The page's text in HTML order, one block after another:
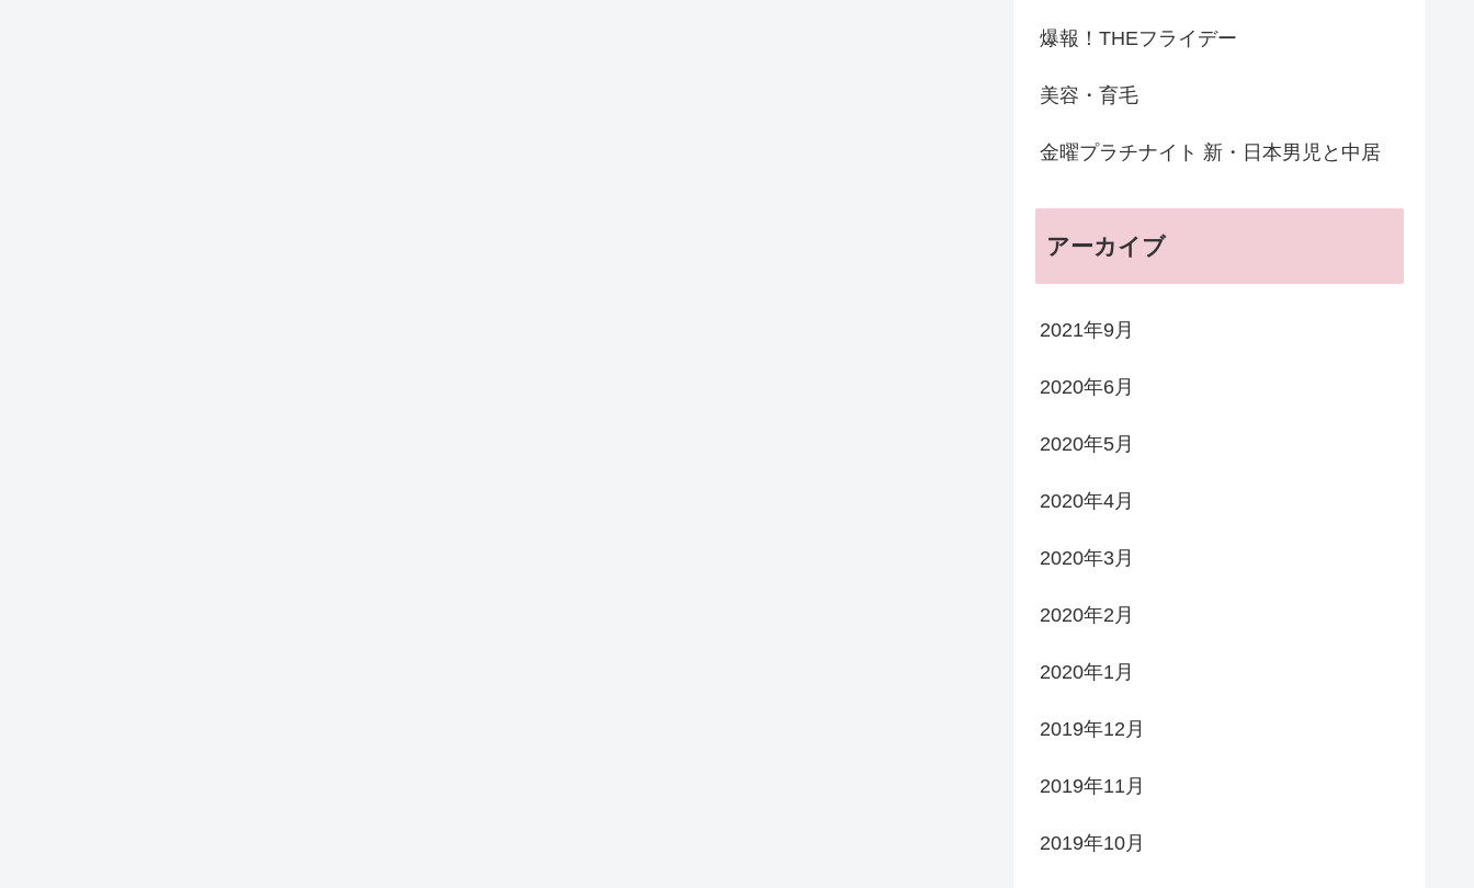
爆報！THEフライデー
美容・育毛
金曜プラチナイト 新・日本男児と中居
アーカイブ
2021年9月
2020年6月
2020年5月
2020年4月
2020年3月
2020年2月
2020年1月
2019年12月
2019年11月
2019年10月